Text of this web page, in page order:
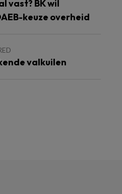
vast? BK wil
keuze overheid
valkuilen